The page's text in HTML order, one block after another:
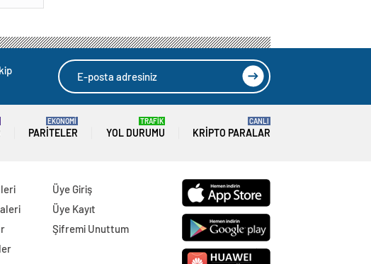
PARITELER
EKONOMİ
YOL DURUMU
TRAFİK
KRIPTO PARALAR
CANLI
Üye Giriş
Üye Kayıt
Şifremi Unuttum